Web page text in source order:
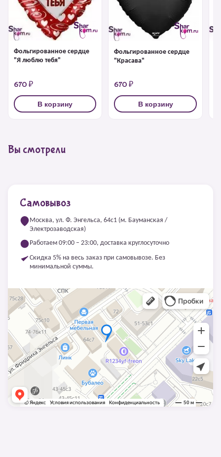
Фольгированное сердце
"Я люблю тебя"
670 ₽
В корзину
Фольгированное сердце
"Красава"
670 ₽
В корзину
Вы смотрели
Самовывоз
Москва, ул. Ф. Энгельса, 64с1 (м. Бауманская /
Электрозаводская)
Работаем 09:00 – 23:00, доставка круглосуточно
Скидка 5% на весь заказ при самовывозе. Без
минимальной суммы.